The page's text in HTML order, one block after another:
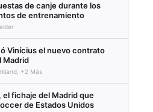
de canje durante los
de entrenamiento
Vinícius el nuevo contrato
Madrid
+2 Más
el fichaje del Madrid que
de Estados Unidos